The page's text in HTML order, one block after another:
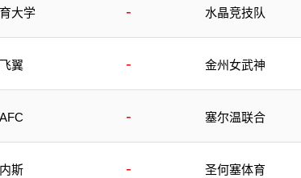
大学 - 水晶竞技队
翼 - 金州女武神
- 塞尔温联合
斯 - 圣何塞体育